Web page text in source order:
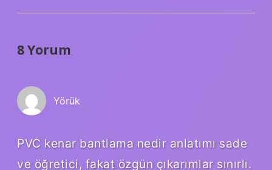
8 Yorum
Yörük
PVC kenar bantlama nedir anlatımı sade
ve öğretici, fakat özgün çıkarımlar sınırlı.